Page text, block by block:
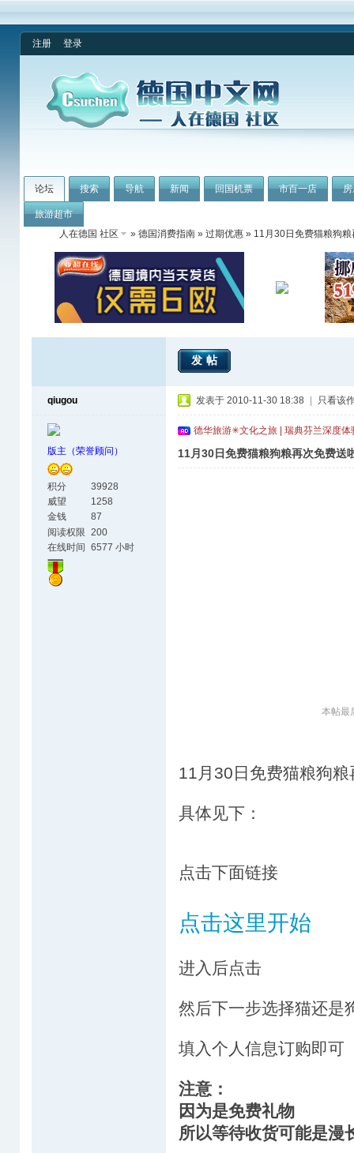
注册 登录
论坛 搜索 导航 新闻 回国机票 市百一店
旅游超市
人在德国 社区
» 德国消费指南 » 过期优惠 » 11月30日免费猫粮狗
发帖
qiugou
版主（荣誉顾问）
积分
39928
威望
1258
金钱
87
阅读权限 200
在线时间 6577 小时
发表于 2010-11-30 18:38 只看该
德华旅游✳文化之旅 | 瑞典芬兰深度
11月30日免费猫粮狗粮再次免费送
本帖最
11月30日免费猫粮狗
具体见下：
点击下面链接
点击这里开始
进入后点击
然后下一步选择猫还
填入个人信息订购即可
注意：
因为是免费礼物
所以等待收货可能是漫